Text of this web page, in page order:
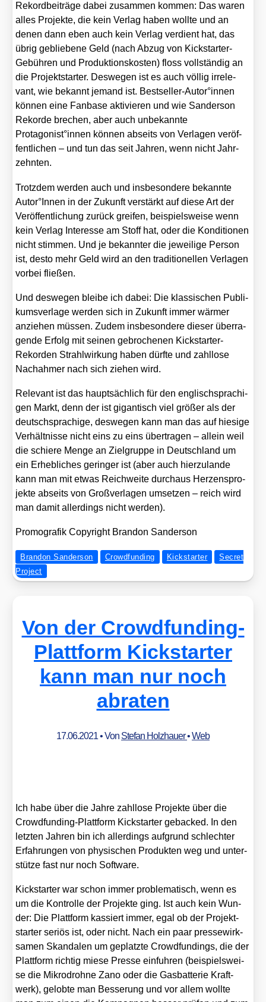
Rekord­bei­trä­ge dabei zusam­men kom­men: Das waren
alles Pro­jek­te, die kein Ver­lag haben woll­te und an
denen dann eben auch kein Ver­lag ver­dient hat, das
übrig geblie­be­ne Geld (nach Abzug von Kick­star­ter-
Gebüh­ren und Pro­duk­ti­ons­kos­ten) floss voll­stän­dig an
die Pro­jekt­star­ter. Des­we­gen ist es auch völ­lig irrele­
vant, wie bekannt jemand ist. Bestseller-Autor°innen
kön­nen eine Fan­ba­se akti­vie­ren und wie San­der­son
Rekor­de bre­chen, aber auch unbe­kann­te
Protagonist°innen kön­nen abseits von Ver­la­gen ver­öf­
fent­li­chen – und tun das seit Jah­ren, wenn nicht Jahr­
zehn­ten.
Trotz­dem wer­den auch und ins­be­son­de­re bekann­te
Autor°Innen in der Zukunft ver­stärkt auf die­se Art der
Ver­öf­fent­li­chung zurück grei­fen, bei­spiels­wei­se wenn
kein Ver­lag Inter­es­se am Stoff hat, oder die Kon­di­tio­nen
nicht stim­men. Und je bekann­ter die jewei­li­ge Per­son
ist, des­to mehr Geld wird an den tra­di­tio­nel­len Ver­la­gen
vor­bei flie­ßen.
Und des­we­gen blei­be ich dabei: Die klas­si­schen Publi­
kums­ver­la­ge wer­den sich in Zukunft immer wär­mer
anzie­hen müs­sen. Zudem ins­be­son­de­re die­ser über­ra­
gen­de Erfolg mit sei­nen gebro­che­nen Kick­star­ter-
Rekor­den Strahl­wir­kung haben dürf­te und zahl­lo­se
Nach­ah­mer nach sich zie­hen wird.
Rele­vant ist das haupt­säch­lich für den eng­lisch­spra­chi­
gen Markt, denn der ist gigan­tisch viel grö­ßer als der
deutsch­spra­chi­ge, des­we­gen kann man das auf hie­si­ge
Ver­hält­nis­se nicht eins zu eins über­tra­gen – allein weil
die schie­re Men­ge an Ziel­grup­pe in Deutsch­land um
ein Erheb­li­ches gerin­ger ist (aber auch hier­zu­lan­de
kann man mit etwas Reich­wei­te durch­aus Her­zens­pro­
jek­te abseits von Groß­ver­la­gen umset­zen – reich wird
man damit aller­dings nicht wer­den).
Pro­mo­gra­fik Copy­right Bran­don San­der­son
Brandon Sanderson Crowdfunding Kickstarter
Secret
Project
Von der Crowdfunding-
Plattform Kickstarter
kann man nur noch
abraten
17.06.2021• Von Stefan Holzhauer•Web
Ich habe über die Jah­re zahl­lo­se Pro­jek­te über die
Crowd­fun­ding-Platt­form Kick­star­ter geba­cked. In den
letz­ten Jah­ren bin ich aller­dings auf­grund schlech­ter
Erfah­run­gen von phy­si­schen Pro­duk­ten weg und unter­
stüt­ze fast nur noch Soft­ware.
Kick­star­ter war schon immer pro­ble­ma­tisch, wenn es
um die Kon­trol­le der Pro­jek­te ging. Ist auch kein Wun­
der: Die Platt­form kas­siert immer, egal ob der Pro­jekt­
star­ter seri­ös ist, oder nicht. Nach ein paar pres­se­wirk­
sa­men Skan­da­len um geplatz­te Crowd­fun­dings, die der
Platt­form rich­tig mie­se Pres­se ein­fuh­ren (bei­spiels­wei­
se die Mikro­droh­ne Zano oder die Gas­bat­te­rie Kraft­
werk), gelob­te man Bes­se­rung und vor allem woll­te